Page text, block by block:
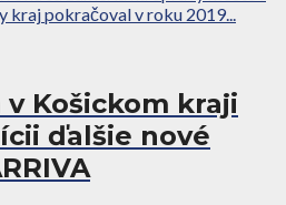
kraj pokračoval v roku 2019...
Košickom kraji
ďalšie nové